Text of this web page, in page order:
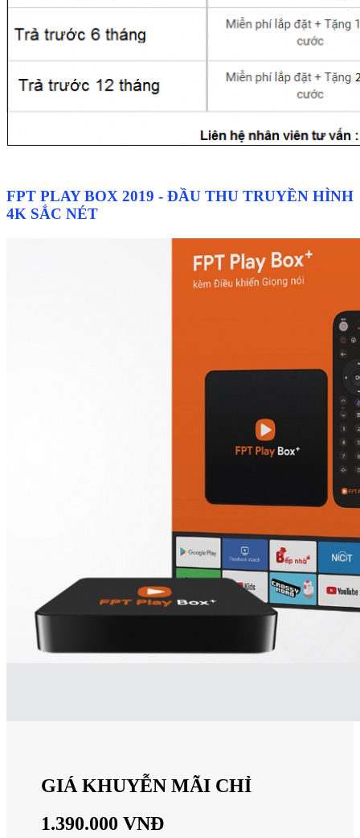
FPT PLAY BOX 2019 - ĐẦU THU TRUYỀN HÌNH
4K SẮC NÉT
GIÁ KHUYỄN MÃI CHỈ
1.390.000 VNĐ